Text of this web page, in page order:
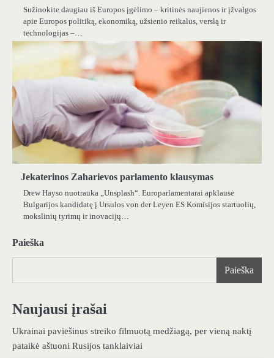
Sužinokite daugiau iš Europos įgėlimo – kritinės naujienos ir įžvalgos
apie Europos politiką, ekonomiką, užsienio reikalus, verslą ir
technologijas –…
Jekaterinos Zaharievos parlamento klausymas
Drew Hayso nuotrauka „Unsplash“. Europarlamentarai apklausė
Bulgarijos kandidatę į Ursulos von der Leyen ES Komisijos startuolių,
mokslinių tyrimų ir inovacijų…
Paieška
Paieška
Naujausi įrašai
Ukrainai paviešinus streiko filmuotą medžiagą, per vieną naktį
pataikė aštuoni Rusijos tanklaiviai